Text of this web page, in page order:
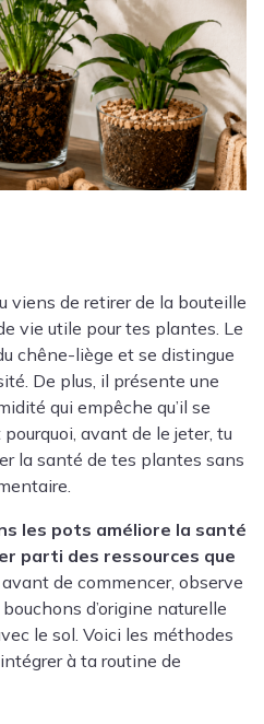
viens de retirer de la bouteille
vie utile pour tes plantes. Le
chêne-liège et se distingue
De plus, il présente une
qui empêche qu’il se
avant de le jeter, tu
la santé de tes plantes sans
les pots améliore la santé
parti des ressources que
de commencer, observe
d’origine naturelle
le sol. Voici les méthodes
à ta routine de